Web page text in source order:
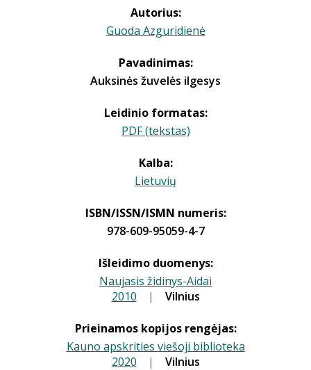
Autorius:
Guoda Azguridienė
Pavadinimas:
Auksinės žuvelės ilgesys
Leidinio formatas:
PDF (tekstas)
Kalba:
Lietuvių
ISBN/ISSN/ISMN numeris:
978-609-95059-4-7
Išleidimo duomenys:
Naujasis židinys-Aidai
2010 | Vilnius
Prieinamos kopijos rengėjas:
Kauno apskrities viešoji biblioteka
2020 | Vilnius